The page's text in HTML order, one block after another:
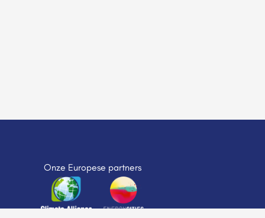
Onze Europese partners